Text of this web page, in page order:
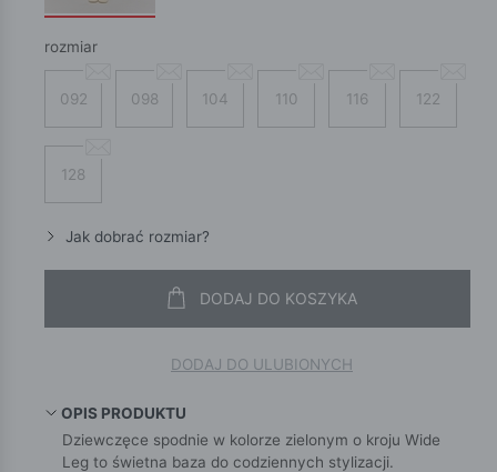
rozmiar
092 098 104 110 116 122
128
Jak dobrać rozmiar?
DODAJ DO KOSZYKA
DODAJ DO ULUBIONYCH
OPIS PRODUKTU
Dziewczęce spodnie w kolorze zielonym o kroju Wide
Leg to świetna baza do codziennych stylizacji.